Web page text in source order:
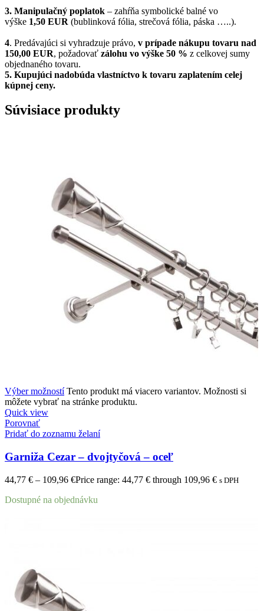
3. Manipulačný poplatok – zahŕňa symbolické balné vo
výške 1,50 EUR (bublinková fólia, strečová fólia, páska …..).
4. Predávajúci si vyhradzuje právo, v prípade nákupu tovaru nad
150,00 EUR, požadovať zálohu vo výške 50 % z celkovej sumy
objednaného tovaru.
5. Kupujúci nadobúda vlastníctvo k tovaru zaplatením celej
kúpnej ceny.
Súvisiace produkty
Výber možností Tento produkt má viacero variantov. Možnosti si
môžete vybrať na stránke produktu.
Quick view
Porovnať
Pridať do zoznamu želaní
Garniža Cezar – dvojtyčová – oceľ
44,77 € – 109,96 €Price range: 44,77 € through 109,96 € s DPH
Dostupné na objednávku